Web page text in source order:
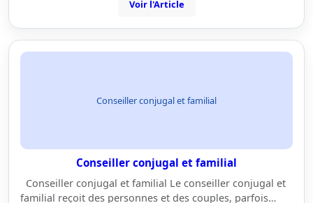
Voir l'Article
Conseiller conjugal et familial
Conseiller conjugal et familial
Conseiller conjugal et familial Le conseiller conjugal et
familial reçoit des personnes et des couples, parfois…